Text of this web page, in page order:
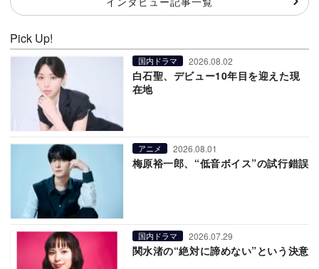
Pick Up!
国内ドラマ 2026.08.02
白石聖、デビュー10年目を迎えた現
在地
アニメ 2026.08.01
梅原裕一郎、“低音ボイス”の試行錯誤
国内ドラマ 2026.07.29
関水渚の“絶対に諦めない”という決意